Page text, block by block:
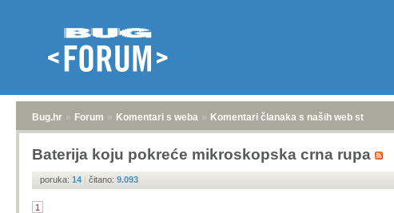
Bug.hr » Forum » Komentari s weba » Komentari članaka s naših web stranica
Baterija koju pokreće mikroskopska crna rupa
poruka: 14 | čitano: 9.093
1